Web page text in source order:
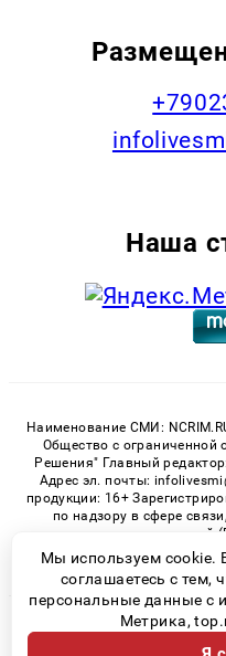
Наша
Наименование СМИ:
Общество с ограниченной
Решения" Главный
Адрес эл. почты:
продукции: 16+
по надзору в сфере
массовых коммуникаций
номер СМИ ЭЛ №
© 2026
Возрастная
Мы используем cookie.
соглашаетесь с
персональные данные с
Метрика,